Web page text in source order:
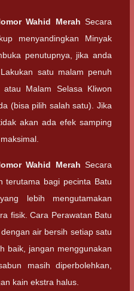
Wahid Merah Secara
menyandingkan Minyak
penutupnya, jika anda
satu malam penuh
Malam Selasa Kliwon
(bisa pilih salah satu). Jika
akan ada efek samping
Wahid Merah Secara
terutama bagi pecinta Batu
lebih mengutamakan
fisik. Cara Perawatan Batu
air bersih setiap satu
baik, jangan menggunakan
masih diperbolehkan,
kain ekstra halus.